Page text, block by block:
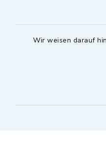
Wir weisen darauf